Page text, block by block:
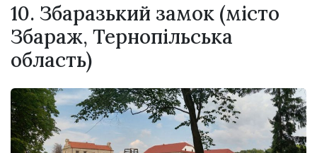
10. Збаразький замок (місто
Збараж, Тернопільська
область)